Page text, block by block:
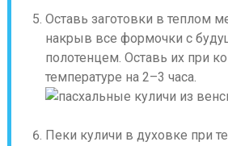
Оставь заготовки в теплом
накрыв все формочки с
полотенцем. Оставь их при
температуре на 2–3 часа.
Пеки куличи в духовке при